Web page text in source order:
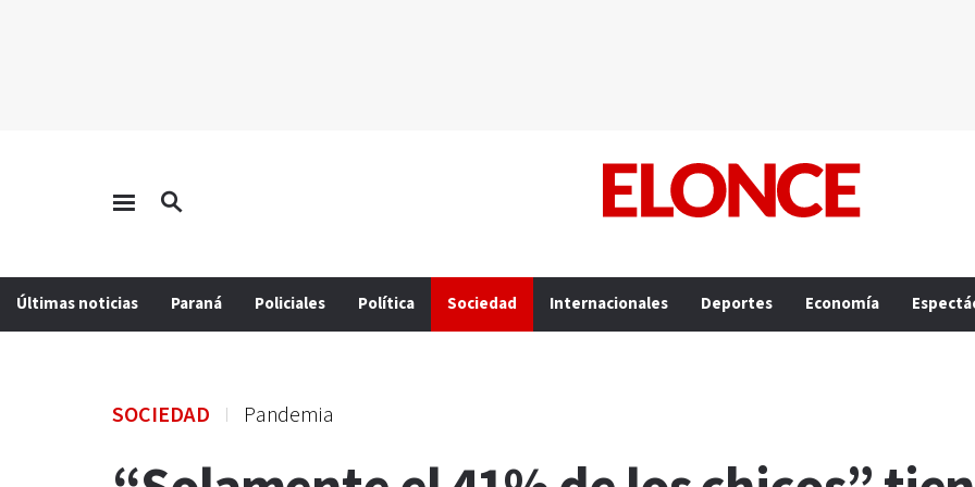
Últimas noticias Paraná Policiales Política Sociedad Internacionales Deportes Economía
SOCIEDAD Pandemia